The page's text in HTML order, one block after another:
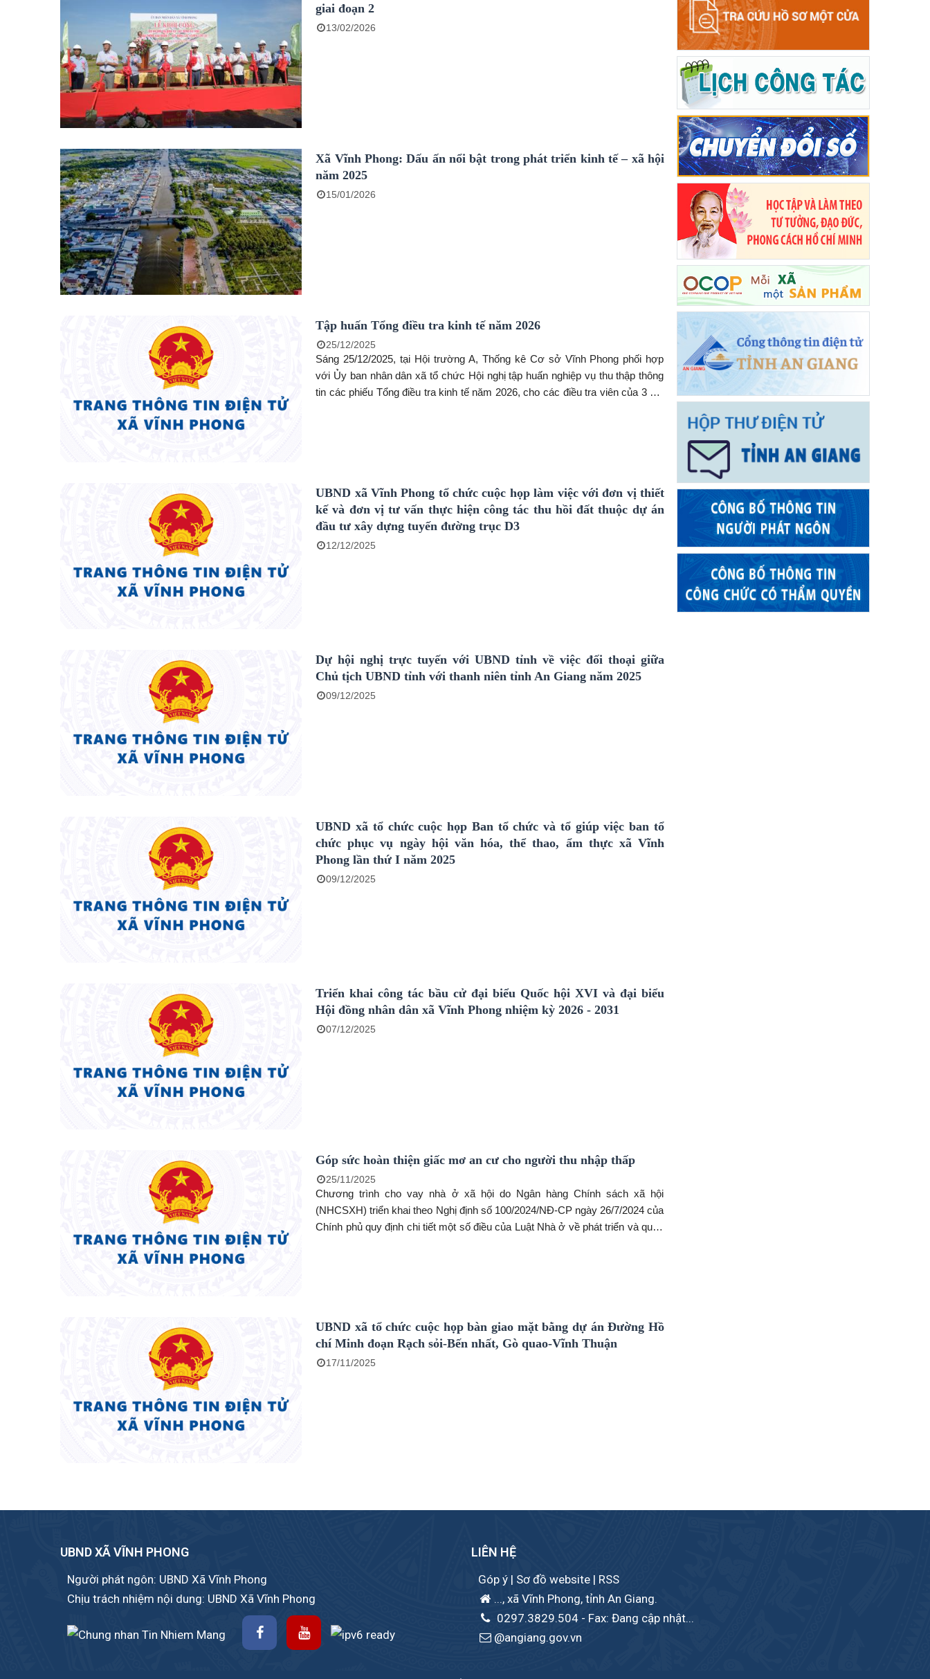
giai đoạn 2
13/02/2026
Xã Vĩnh Phong: Dấu ấn nổi bật trong phát triển kinh tế – xã hội
năm 2025
15/01/2026
Tập huấn Tổng điều tra kinh tế năm 2026
25/12/2025
Sáng 25/12/2025, tại Hội trường A, Thống kê Cơ sở Vĩnh Phong phối hợp
với Ủy ban nhân dân xã tổ chức Hội nghị tập huấn nghiệp vụ thu thập thông
tin các phiếu Tổng điều tra kinh tế năm 2026, cho các điều tra viên của 3 xã,
UBND xã Vĩnh Phong tổ chức cuộc họp làm việc với đơn vị thiết
kế và đơn vị tư vấn thực hiện công tác thu hồi đất thuộc dự án
đầu tư xây dựng tuyến đường trục D3
12/12/2025
Dự hội nghị trực tuyến với UBND tỉnh về việc đối thoại giữa
Chủ tịch UBND tỉnh với thanh niên tỉnh An Giang năm 2025
09/12/2025
UBND xã tổ chức cuộc họp Ban tổ chức và tổ giúp việc ban tổ
chức phục vụ ngày hội văn hóa, thể thao, ẩm thực xã Vĩnh
Phong lần thứ I năm 2025
09/12/2025
Triển khai công tác bầu cử đại biểu Quốc hội XVI và đại biểu
Hội đồng nhân dân xã Vĩnh Phong nhiệm kỳ 2026 - 2031
07/12/2025
Góp sức hoàn thiện giấc mơ an cư cho người thu nhập thấp
25/11/2025
Chương trình cho vay nhà ở xã hội do Ngân hàng Chính sách xã hội
(NHCSXH) triển khai theo Nghị định số 100/2024/NĐ-CP ngày 26/7/2024 của
Chính phủ quy định chi tiết một số điều của Luật Nhà ở về phát triển và quản
UBND xã tổ chức cuộc họp bàn giao mặt bằng dự án Đường Hồ
chí Minh đoạn Rạch sỏi-Bến nhất, Gò quao-Vĩnh Thuận
17/11/2025
UBND XÃ VĨNH PHONG
Người phát ngôn: UBND Xã Vĩnh Phong
Chịu trách nhiệm nội dung: UBND Xã Vĩnh Phong
LIÊN HỆ
Góp ý | Sơ đồ website | RSS
..., xã Vĩnh Phong, tỉnh An Giang.
0297.3829.504 - Fax: Đang cập nhật...
@angiang.gov.vn